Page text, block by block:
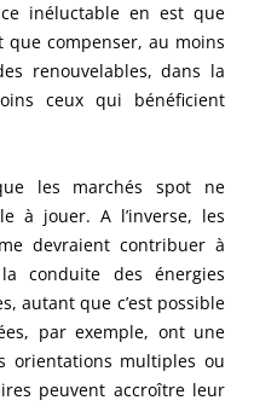
inéluctable en est que
que compenser, au moins
renouvelables, dans la
ceux qui bénéficient
les marchés spot ne
à jouer. A l’inverse, les
devraient contribuer à
conduite des énergies
autant que c’est possible
par exemple, ont une
orientations multiples ou
peuvent accroître leur